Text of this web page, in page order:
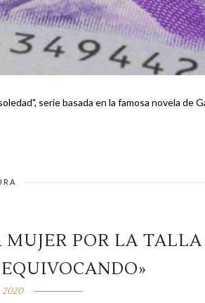
serie basada en la famosa novela de
POR LA TALLA
2020